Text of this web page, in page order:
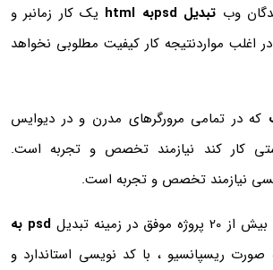
وب تبدیل psdبه html
یک کار زمانبر و
اغلب مواردنتیجه کار کیفیت مطلوبی نخواهد
که در تمامی مرورگرهای مدرن و در دیوایس
کار کند نیازمند تخصص و تجربه است.
نیازمند تخصص و تجربه است.
زمینه تبدیل
psd به
صورت ریسپانسیو ، با کد نویسی استاندارد و